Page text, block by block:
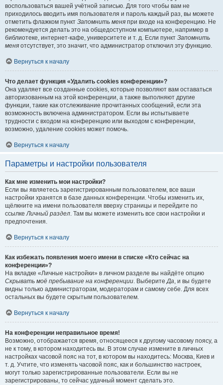
воспользоваться вашей учётной записью. Для того чтобы вам не
приходилось вводить имя пользователя и пароль каждый раз, вы можете
отметить флажком пункт Запомнить меня при входе на конференцию. Не
рекомендуется делать это на общедоступном компьютере, например в
библиотеке, интернет-кафе, университете и т. д. Если пункт Запомнить
меня отсутствует, это значит, что администратор отключил эту функцию.
Вернуться к началу
Что делает функция «Удалить cookies конференции»?
Она удаляет все созданные cookies, которые позволяют вам оставаться
авторизованным на этой конференции, а также выполняют другие
функции, такие как отслеживание прочитанных сообщений, если эта
возможность включена администратором. Если вы испытываете
трудности с входом на конференцию или выходом с конференции,
возможно, удаление cookies может помочь.
Вернуться к началу
Параметры и настройки пользователя
Как мне изменить мои настройки?
Если вы являетесь зарегистрированным пользователем, все ваши
настройки хранятся в базе данных конференции. Чтобы изменить их,
щёлкните на имени пользователя вверху страницы и перейдите по
ссылкеЛичный раздел. Там вы можете изменить все свои настройки и
предпочтения.
Вернуться к началу
Как избежать появления моего имени в списке «Кто сейчас на
конференции»?
На вкладке «Личные настройки» в личном разделе вы найдёте опцию
Скрывать моё пребывание на конференции. ВыберитеДа, и вы будете
видны только администраторам, модераторам и самому себе. Для всех
остальных вы будете скрытым пользователем.
Вернуться к началу
На конференции неправильное время!
Возможно, отображается время, относящееся к другому часовому поясу, а
не к тому, в котором находитесь вы. В этом случае измените в личных
настройках часовой пояс на тот, в котором вы находитесь: Москва, Киев и
т. д. Учтите, что изменять часовой пояс, как и большинство настроек,
могут только зарегистрированные пользователи. Если вы не
зарегистрированы, то сейчас удачный момент сделать это.